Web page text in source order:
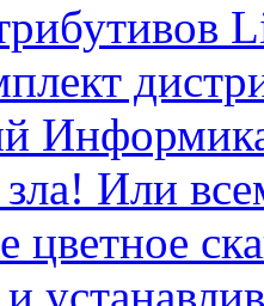
зла! Или
цветное